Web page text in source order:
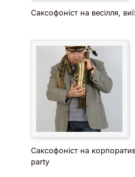
Саксофоніст на весілля,
Саксофоніст на
party